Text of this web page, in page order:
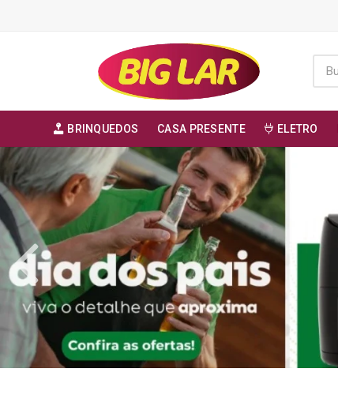
BRINQUEDOS CASA PRESENTE ELETRO